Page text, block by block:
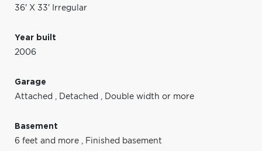
36' X 33' Irregular
Year built
2006
Garage
Attached , Detached , Double width or more
Basement
6 feet and more , Finished basement